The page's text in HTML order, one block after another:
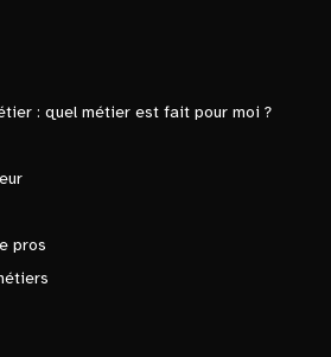
: quel métier est fait pour moi ?
pros